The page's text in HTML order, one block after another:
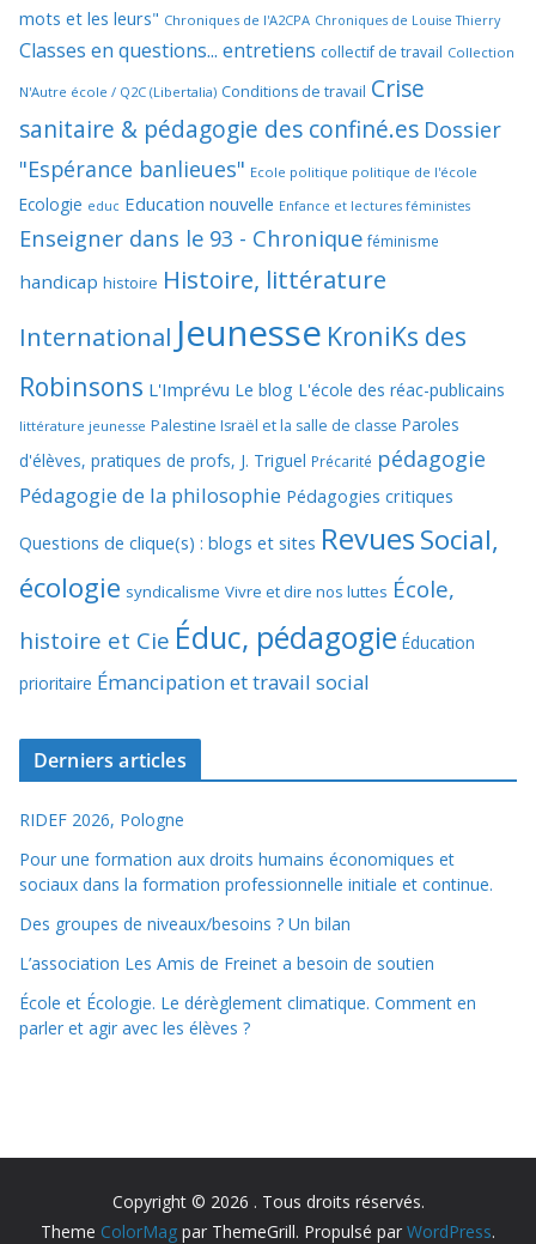
mots et les leurs" Chroniques de l'A2CPA Chroniques de Louise Thierry
Classes en questions... entretiens collectif de travail Collection
N'Autre école / Q2C (Libertalia) Conditions de travail Crise
sanitaire & pédagogie des confiné.es Dossier
"Espérance banlieues" Ecole politique politique de l'école
Ecologie educ Education nouvelle Enfance et lectures féministes
Enseigner dans le 93 - Chronique féminisme
handicap histoire Histoire, littérature
International Jeunesse KroniKs des
Robinsons L'Imprévu Le blog L'école des réac-publicains
littérature jeunesse Palestine Israël et la salle de classe Paroles
d'élèves, pratiques de profs, J. Triguel Précarité pédagogie
Pédagogie de la philosophie Pédagogies critiques
Questions de clique(s) : blogs et sites RevuesSocial,
écologie syndicalisme Vivre et dire nos luttes École,
histoire et Cie Éduc, pédagogie Éducation
prioritaire Émancipation et travail social
Derniers articles
RIDEF 2026, Pologne
Pour une formation aux droits humains économiques et
sociaux dans la formation professionnelle initiale et continue.
Des groupes de niveaux/besoins ? Un bilan
L’association Les Amis de Freinet a besoin de soutien
École et Écologie. Le dérèglement climatique. Comment en
parler et agir avec les élèves ?
Copyright © 2026 . Tous droits réservés.
Theme ColorMag par ThemeGrill. Propulsé par WordPress.